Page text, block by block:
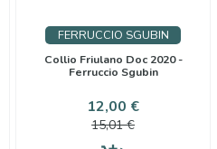
FERRUCCIO SGUBIN
Collio Friulano Doc 2020 -
Ferruccio Sgubin
Prix
12,00 €Prix
15,01 €